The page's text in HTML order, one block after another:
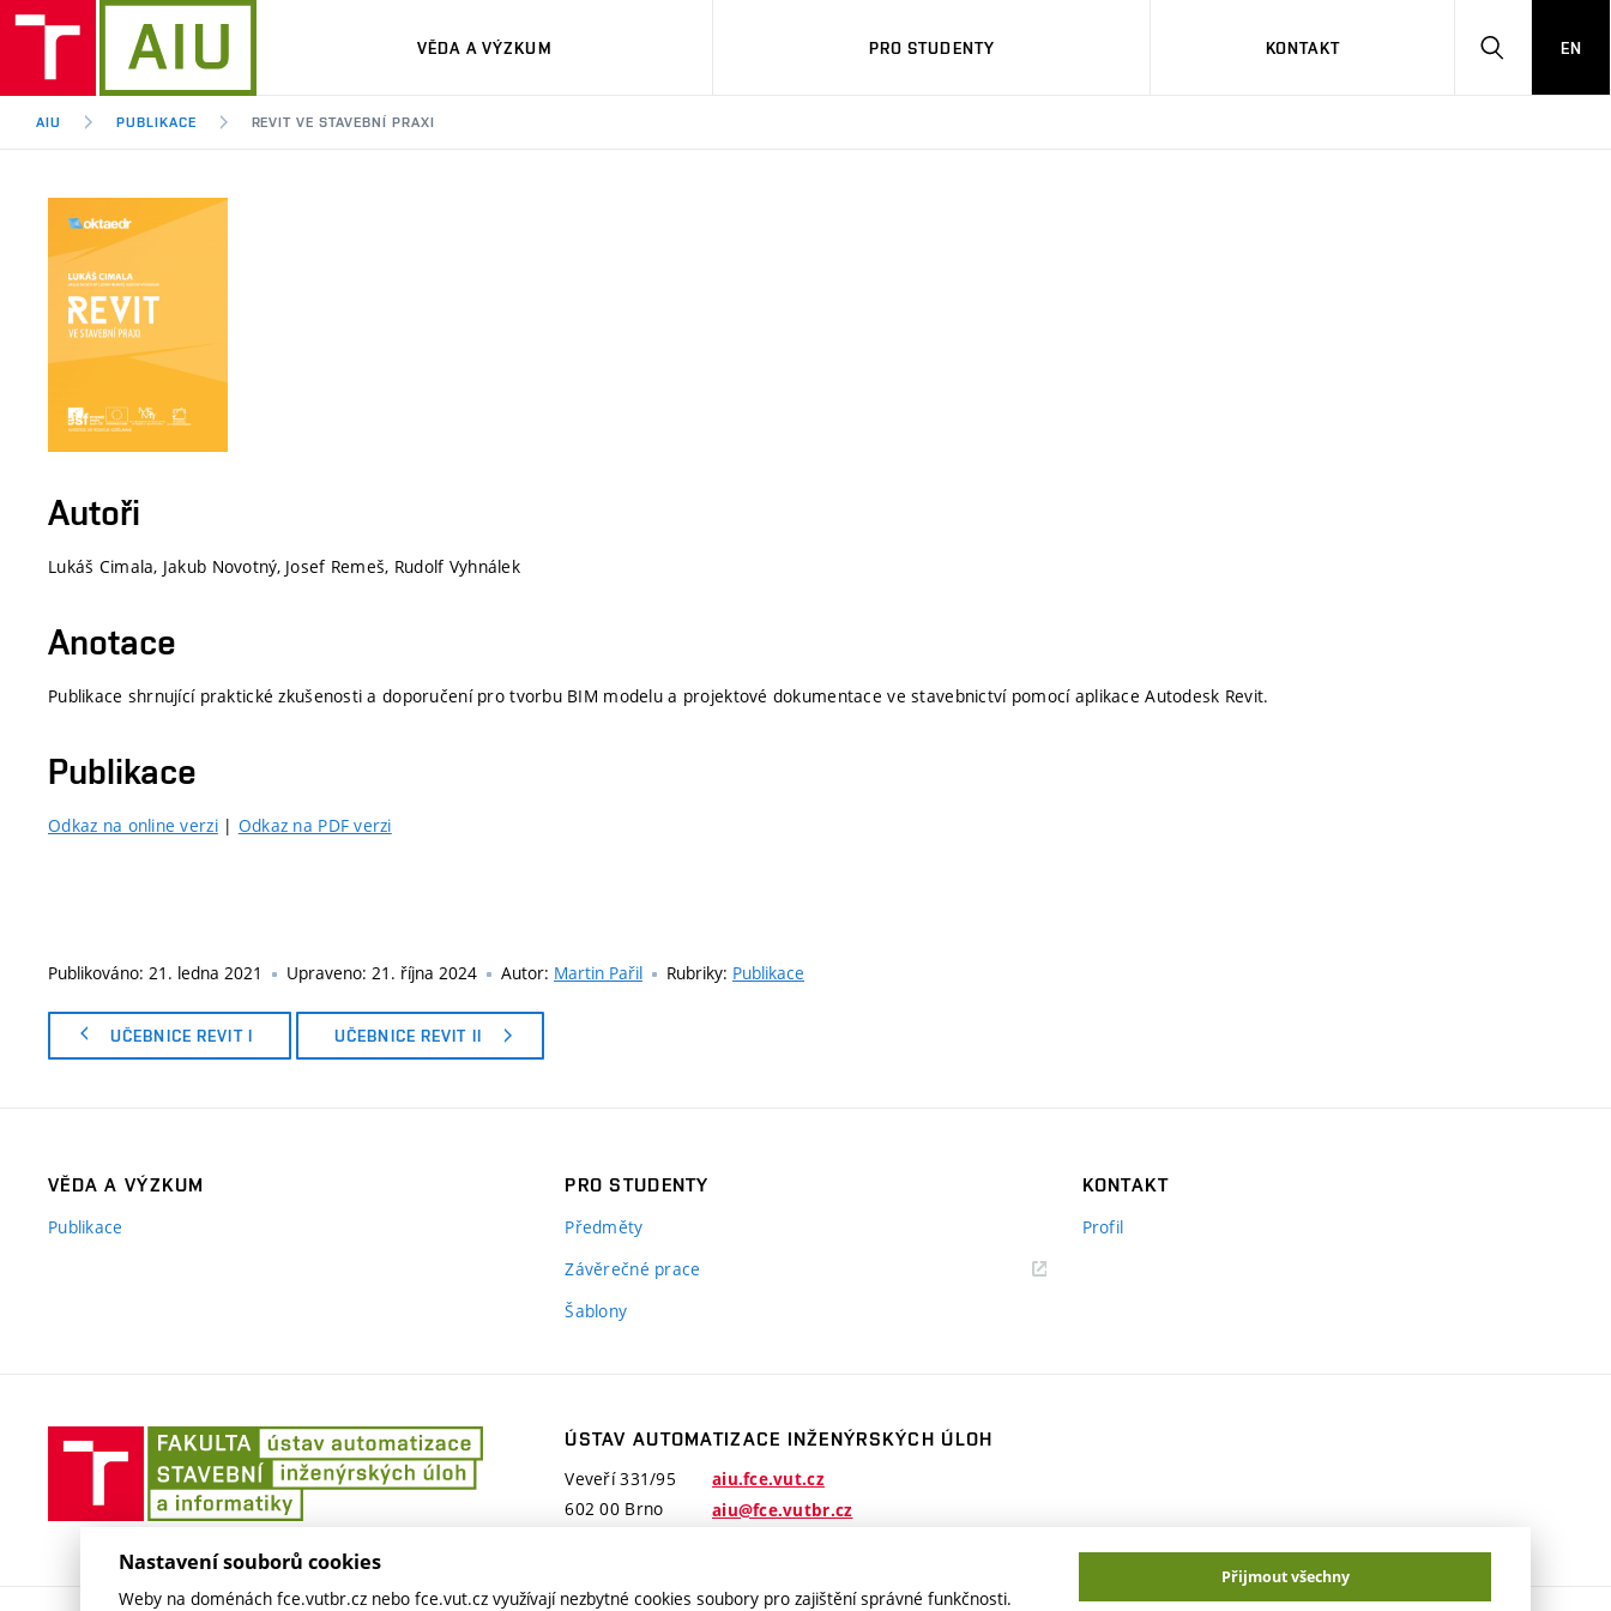
VĚDA A VÝZKUM PRO STUDENTY KONTAKT
HLEDAT
EN
AIU PUBLIKACE REVIT VE STAVEBNÍ PRAXI
Autoři
Lukáš Cimala, Jakub Novotný, Josef Remeš, Rudolf Vyhnálek
Anotace
Publikace shrnující praktické zkušenosti a doporučení pro tvorbu BIM modelu a projektové dokumentace ve stavebnictví pomocí aplikace Autodesk Revit.
Publikace
Odkaz na online verzi| Odkaz na PDF verzi
Publikováno: 21. ledna 2021 Upraveno: 21. října 2024 Autor: Martin Pařil Rubriky: Publikace
UČEBNICE REVIT I UČEBNICE REVIT II
VĚDA A VÝZKUM
Publikace
PRO STUDENTY
Předměty
Závěrečné prace
Šablony
KONTAKT
Profil
automatizace
inženýrských
ÚSTAV AUTOMATIZACE INŽENÝRSKÝCH ÚLOH
Veveří 331/95
602 00 Brno
aiu.fce.vut.cz
aiu@fce.vutbr.cz
Nastavení souborů cookies
Weby na doménách fce.vutbr.cz nebo fce.vut.cz využívají nezbytné cookies soubory pro zajištění správné funkčnosti.
Přijmout všechny